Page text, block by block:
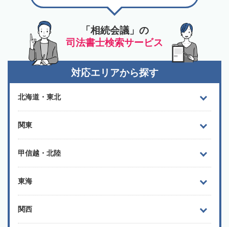
「相続会議」の
司法書士検索サービス
対応エリアから探す
北海道・東北
関東
甲信越・北陸
東海
関西